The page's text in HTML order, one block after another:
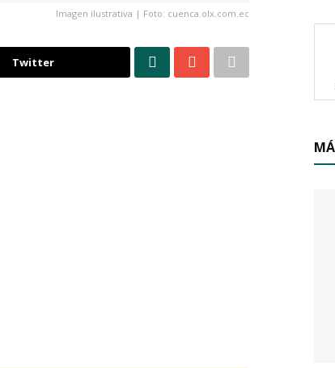
Imagen ilustrativa | Foto: cuenca.olx.com.ec
Twitter